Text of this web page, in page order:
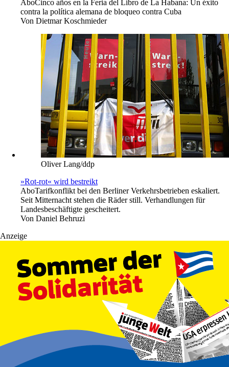
AboCinco años en la Feria del Libro de La Habana: Un éxito
contra la política alemana de bloqueo contra Cuba
Von Dietmar Koschmieder
Oliver Lang/ddp
»Rot-rot« wird bestreikt
AboTarifkonflikt bei den Berliner Verkehrsbetrieben eskaliert.
Seit Mitternacht stehen die Räder still. Verhandlungen für
Landesbeschäftigte gescheitert.
Von Daniel Behruzi
Anzeige